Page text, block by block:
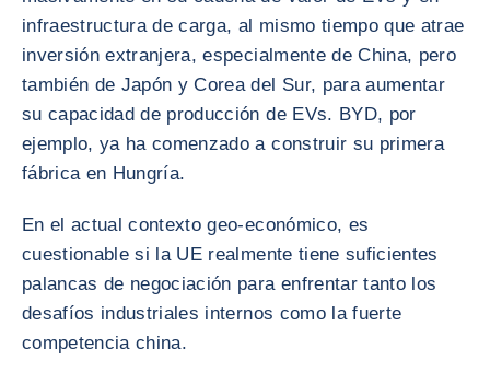
infraestructura de carga, al mismo tiempo que atrae
inversión extranjera, especialmente de China, pero
también de Japón y Corea del Sur, para aumentar
su capacidad de producción de EVs. BYD, por
ejemplo, ya ha comenzado a construir su primera
fábrica en Hungría.
En el actual contexto geo-económico, es
cuestionable si la UE realmente tiene suficientes
palancas de negociación para enfrentar tanto los
desafíos industriales internos como la fuerte
competencia china.